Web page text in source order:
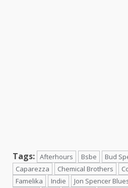
Tags: Afterhours Bsbe
Bud
Caparezza
Chemical Brothers
Famelika
Indie Jon Spencer